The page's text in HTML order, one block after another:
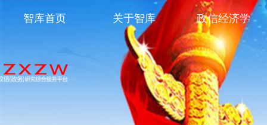
智库首页 关于智库 政信经济学